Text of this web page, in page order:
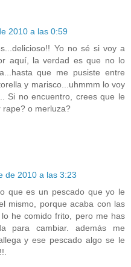
2010 a las 0:59
Yo no sé si voy a
aquí, la verdad es que no lo
que me pusiste entre
y marisco...uhmmm lo voy
Si no encuentro, crees que le
o merluza?
de 2010 a las 3:23
que es un pescado que yo le
mismo, porque acaba con las
he comido frito, pero me has
para cambiar. además me
y ese pescado algo se le